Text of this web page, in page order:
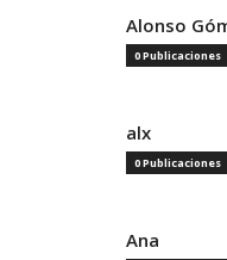
Alonso
0 Publicaciones
alx
0 Publicaciones
Ana